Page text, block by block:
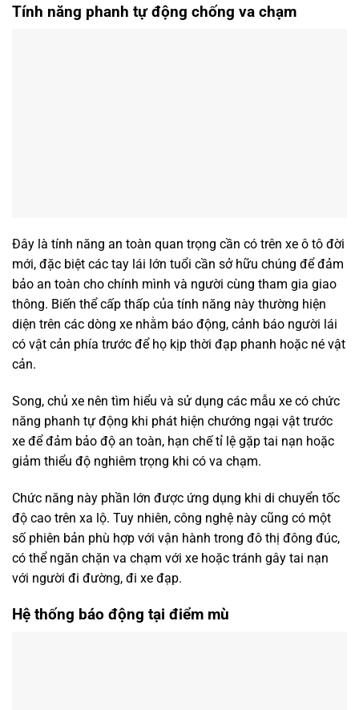
Tính năng phanh tự động chống va chạm
Đây là tính năng an toàn quan trọng cần có trên xe ô tô đời
mới, đặc biệt các tay lái lớn tuổi cần sở hữu chúng để đảm
bảo an toàn cho chính mình và người cùng tham gia giao
thông. Biến thể cấp thấp của tính năng này thường hiện
diện trên các dòng xe nhằm báo động, cảnh báo người lái
có vật cản phía trước để họ kịp thời đạp phanh hoặc né vật
cản.
Song, chủ xe nên tìm hiểu và sử dụng các mẫu xe có chức
năng phanh tự động khi phát hiện chướng ngại vật trước
xe để đảm bảo độ an toàn, hạn chế tỉ lệ gặp tai nạn hoặc
giảm thiểu độ nghiêm trọng khi có va chạm.
Chức năng này phần lớn được ứng dụng khi di chuyển tốc
độ cao trên xa lộ. Tuy nhiên, công nghệ này cũng có một
số phiên bản phù hợp với vận hành trong đô thị đông đúc,
có thể ngăn chặn va chạm với xe hoặc tránh gây tai nạn
với người đi đường, đi xe đạp.
Hệ thống báo động tại điểm mù